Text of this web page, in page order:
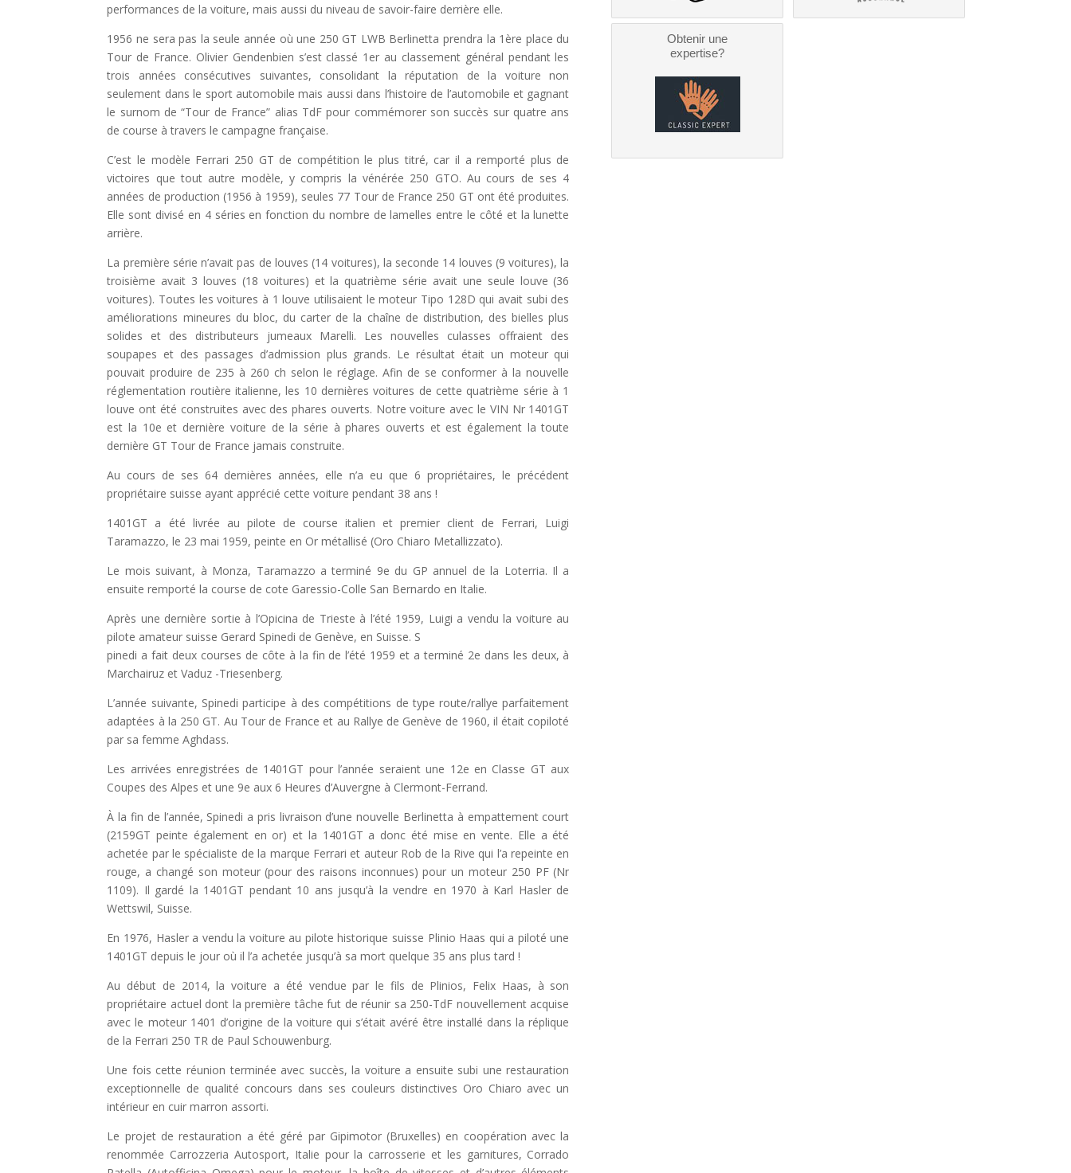
performances de la voiture, mais aussi du niveau de savoir-faire derrière elle.
1956 ne sera pas la seule année où une 250 GT LWB Berlinetta prendra la 1ère place du
Tour de France. Olivier Gendenbien s’est classé 1er au classement général pendant les
trois années consécutives suivantes, consolidant la réputation de la voiture non
seulement dans le sport automobile mais aussi dans l’histoire de l’automobile et gagnant
le surnom de “Tour de France” alias TdF pour commémorer son succès sur quatre ans
de course à travers le campagne française.
C’est le modèle Ferrari 250 GT de compétition le plus titré, car il a remporté plus de
victoires que tout autre modèle, y compris la vénérée 250 GTO. Au cours de ses 4
années de production (1956 à 1959), seules 77 Tour de France 250 GT ont été produites.
Elle sont divisé en 4 séries en fonction du nombre de lamelles entre le côté et la lunette
arrière.
La première série n’avait pas de louves (14 voitures), la seconde 14 louves (9 voitures), la
troisième avait 3 louves (18 voitures) et la quatrième série avait une seule louve (36
voitures). Toutes les voitures à 1 louve utilisaient le moteur Tipo 128D qui avait subi des
améliorations mineures du bloc, du carter de la chaîne de distribution, des bielles plus
solides et des distributeurs jumeaux Marelli. Les nouvelles culasses offraient des
soupapes et des passages d’admission plus grands. Le résultat était un moteur qui
pouvait produire de 235 à 260 ch selon le réglage. Afin de se conformer à la nouvelle
réglementation routière italienne, les 10 dernières voitures de cette quatrième série à 1
louve ont été construites avec des phares ouverts. Notre voiture avec le VIN Nr 1401GT
est la 10e et dernière voiture de la série à phares ouverts et est également la toute
dernière GT Tour de France jamais construite.
Au cours de ses 64 dernières années, elle n’a eu que 6 propriétaires, le précédent
propriétaire suisse ayant apprécié cette voiture pendant 38 ans !
1401GT a été livrée au pilote de course italien et premier client de Ferrari, Luigi
Taramazzo, le 23 mai 1959, peinte en Or métallisé (Oro Chiaro Metallizzato).
Le mois suivant, à Monza, Taramazzo a terminé 9e du GP annuel de la Loterria. Il a
ensuite remporté la course de cote Garessio-Colle San Bernardo en Italie.
Après une dernière sortie à l’Opicina de Trieste à l’été 1959, Luigi a vendu la voiture au
pilote amateur suisse Gerard Spinedi de Genève, en Suisse. S
pinedi a fait deux courses de côte à la fin de l’été 1959 et a terminé 2e dans les deux, à
Marchairuz et Vaduz -Triesenberg.
L’année suivante, Spinedi participe à des compétitions de type route/rallye parfaitement
adaptées à la 250 GT. Au Tour de France et au Rallye de Genève de 1960, il était copiloté
par sa femme Aghdass.
Les arrivées enregistrées de 1401GT pour l’année seraient une 12e en Classe GT aux
Coupes des Alpes et une 9e aux 6 Heures d’Auvergne à Clermont-Ferrand.
À la fin de l’année, Spinedi a pris livraison d’une nouvelle Berlinetta à empattement court
(2159GT peinte également en or) et la 1401GT a donc été mise en vente. Elle a été
achetée par le spécialiste de la marque Ferrari et auteur Rob de la Rive qui l’a repeinte en
rouge, a changé son moteur (pour des raisons inconnues) pour un moteur 250 PF (Nr
1109). Il gardé la 1401GT pendant 10 ans jusqu’à la vendre en 1970 à Karl Hasler de
Wettswil, Suisse.
En 1976, Hasler a vendu la voiture au pilote historique suisse Plinio Haas qui a piloté une
1401GT depuis le jour où il l’a achetée jusqu’à sa mort quelque 35 ans plus tard !
Au début de 2014, la voiture a été vendue par le fils de Plinios, Felix Haas, à son
propriétaire actuel dont la première tâche fut de réunir sa 250-TdF nouvellement acquise
avec le moteur 1401 d’origine de la voiture qui s’était avéré être installé dans la réplique
de la Ferrari 250 TR de Paul Schouwenburg.
Une fois cette réunion terminée avec succès, la voiture a ensuite subi une restauration
exceptionnelle de qualité concours dans ses couleurs distinctives Oro Chiaro avec un
intérieur en cuir marron assorti.
Le projet de restauration a été géré par Gipimotor (Bruxelles) en coopération avec la
renommée Carrozzeria Autosport, Italie pour la carrosserie et les garnitures, Corrado
Obtenir une
expertise?